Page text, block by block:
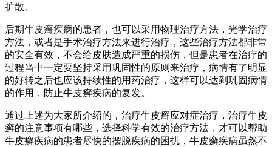
扩散。
后期牛皮癣疾病的患者，也可以采用物理治疗方法，光学治疗
方法，或者是手术治疗方法来进行治疗，这些治疗方法都非常
的安全有效，不会给皮肤造成严重的损伤，但是患者在治疗的
过程当中一定要坚持采用巩固性的原则来治疗，病情有了明显
的好转之后也应该持续性的用药治疗，这样可以达到巩固病情
的作用，防止牛皮癣疾病的复发。
通过上述为大家所介绍的，治疗牛皮癣应对症治疗，治疗牛皮
癣的注意事项有哪些，选择科学有效的治疗方法，才可以帮助
牛皮癣疾病的患者尽快的摆脱疾病的困扰，牛皮癣疾病虽然不